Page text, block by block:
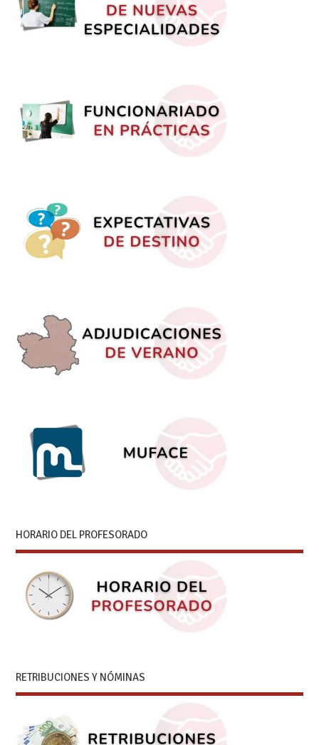
HORARIO DEL PROFESORADO
RETRIBUCIONES Y NÓMINAS